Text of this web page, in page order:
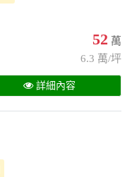
52 萬
6.3 萬/坪
詳細內容